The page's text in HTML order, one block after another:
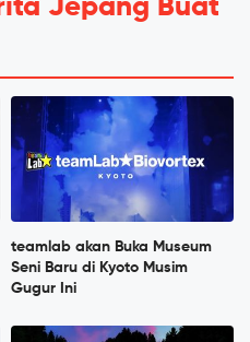
Jepang Buat
teamlab akan Buka Museum
Seni Baru di Kyoto Musim
Gugur Ini